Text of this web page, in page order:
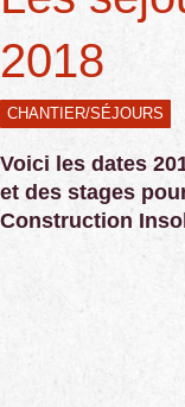
2018
CHANTIER/SÉJOURS
Voici les dates
et des stages
Construction